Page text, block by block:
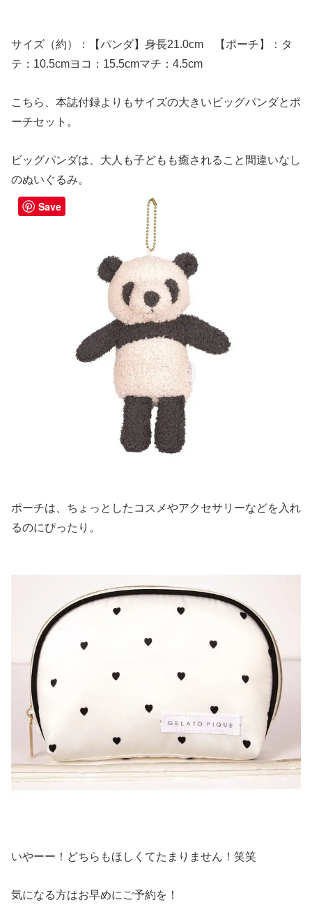
サイズ（約）：【パンダ】身長21.0cm 【ポーチ】：タ
テ：10.5cmヨコ：15.5cmマチ：4.5cm
こちら、本誌付録よりもサイズの大きいビッグパンダとポ
ーチセット。
ビッグパンダは、大人も子どもも癒されること間違いなし
のぬいぐるみ。
ポーチは、ちょっとしたコスメやアクセサリーなどを入れ
るのにぴったり。
いやーー！どちらもほしくてたまりません！笑笑
気になる方はお早めにご予約を！
Save